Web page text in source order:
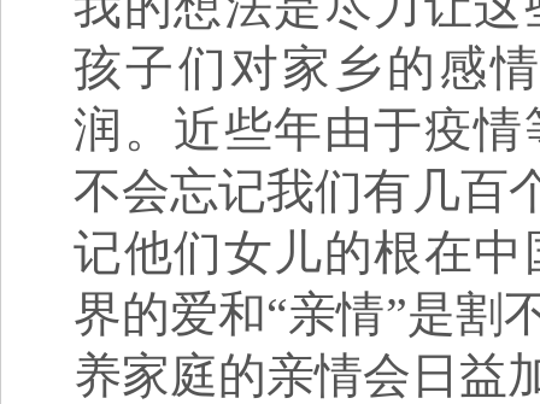
孩子们对家乡的感
润。近些年由于疫
不会忘记我们有几百
记他们女儿的根在
界的爱和“亲情”是割
养家庭的亲情会日益